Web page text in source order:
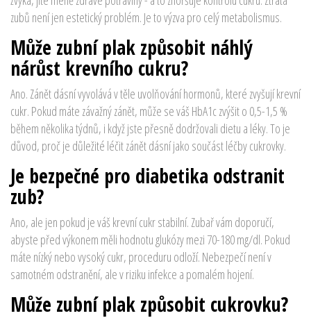
zubů není jen estetický problém. Je to výzva pro celý metabolismus.
Může zubní plak způsobit náhlý
nárůst krevního cukru?
Ano. Zánět dásní vyvolává v těle uvolňování hormonů, které zvyšují krevní
cukr. Pokud máte závažný zánět, může se váš HbA1c zvýšit o 0,5-1,5 %
během několika týdnů, i když jste přesně dodržovali dietu a léky. To je
důvod, proč je důležité léčit zánět dásní jako součást léčby cukrovky.
Je bezpečné pro diabetika odstranit
zub?
Ano, ale jen pokud je váš krevní cukr stabilní. Zubař vám doporučí,
abyste před výkonem měli hodnotu glukózy mezi 70-180 mg/dl. Pokud
máte nízký nebo vysoký cukr, proceduru odloží. Nebezpečí není v
samotném odstranění, ale v riziku infekce a pomalém hojení.
Může zubní plak způsobit cukrovku?